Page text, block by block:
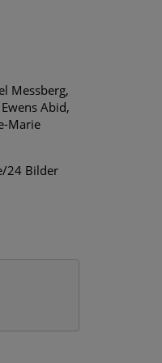
Messberg,
Abid,
Marie
24 Bilder